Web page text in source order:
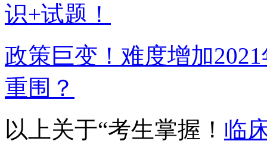
识+试题！
政策巨变！难度增加
重围？
以上关于“考生掌握！ 临